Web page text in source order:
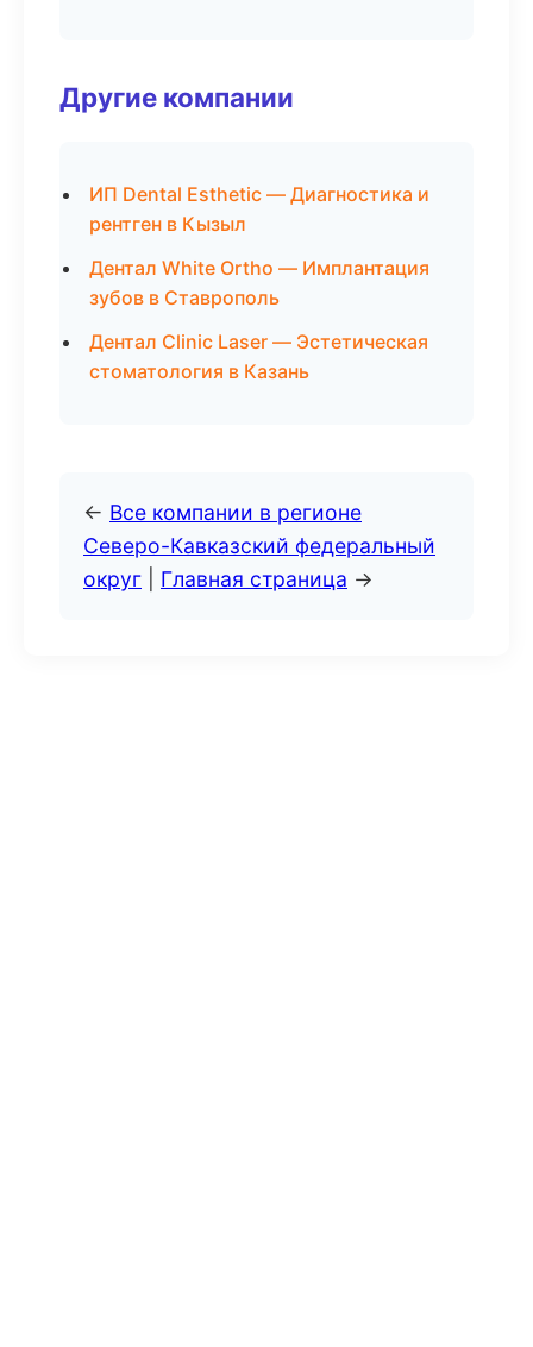
Другие компании
ИП Dental Esthetic — Диагностика и
рентген в Кызыл
Дентал White Ortho — Имплантация
зубов в Ставрополь
Дентал Clinic Laser — Эстетическая
стоматология в Казань
← Все компании в регионе
Северо-Кавказский федеральный
округ
Главная страница →